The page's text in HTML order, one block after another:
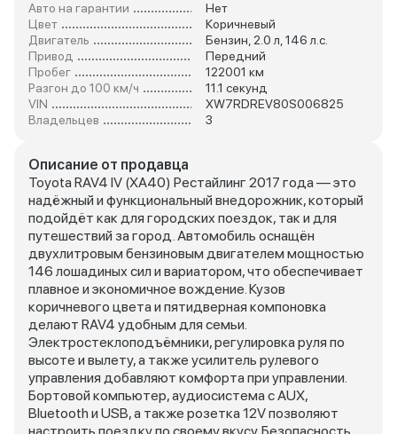
Авто на гарантии
Нет
Цвет
Коричневый
Двигатель
Бензин, 2.0 л, 146 л.с.
Привод
Передний
Пробег
122001 км
Разгон до 100 км/ч
11.1 секунд
VIN
XW7RDREV80S006825
Владельцев
3
Описание от продавца
Toyota RAV4 IV (XA40) Рестайлинг 2017 года — это
надёжный и функциональный внедорожник, который
подойдёт как для городских поездок, так и для
путешествий за город. Автомобиль оснащён
двухлитровым бензиновым двигателем мощностью
146 лошадиных сил и вариатором, что обеспечивает
плавное и экономичное вождение. Кузов
коричневого цвета и пятидверная компоновка
делают RAV4 удобным для семьи.
Электростеклоподъёмники, регулировка руля по
высоте и вылету, а также усилитель рулевого
управления добавляют комфорта при управлении.
Бортовой компьютер, аудиосистема с AUX,
Bluetooth и USB, а также розетка 12V позволяют